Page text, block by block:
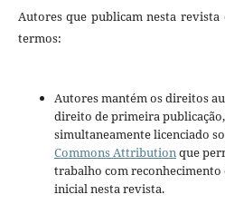
Autores que publicam nesta revista
termos:
Autores mantém os direitos
direito de primeira
simultaneamente licenciado
Commons Attributionque
trabalho com reconhecimento
inicial nesta revista.